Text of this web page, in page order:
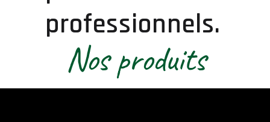
professionnels.
Nos produits